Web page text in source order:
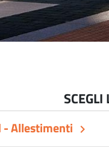
- Allestimenti keyboard_arrow_right